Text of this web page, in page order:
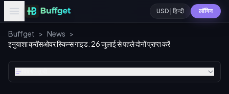
USD | हिन्दी लॉगिन
Buffget > News >
इनुयाशा क्रॉसओवर स्किन्स गाइड: 26 जुलाई से पहले दोनों प्राप्त करें